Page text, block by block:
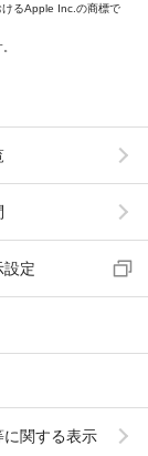
るApple Inc.の商標で
設定
関する表示